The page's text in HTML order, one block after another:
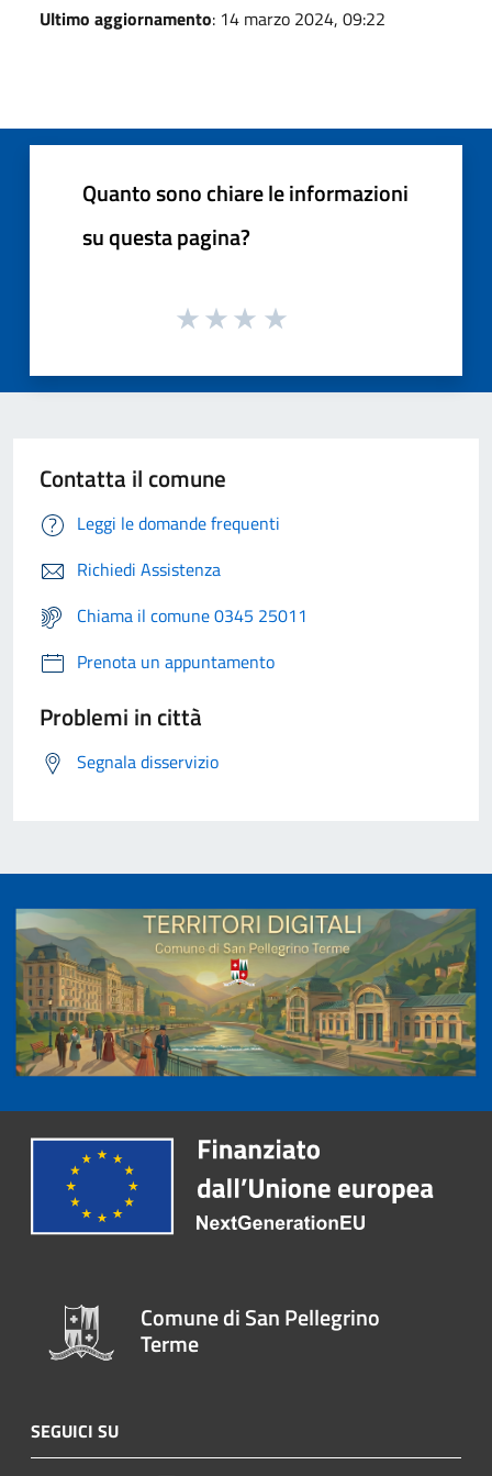
Ultimo aggiornamento: 14 marzo 2024, 09:22
Quanto sono chiare le informazioni
su questa pagina?
Contatta il comune
Leggi le domande frequenti
Richiedi Assistenza
Chiama il comune 0345 25011
Prenota un appuntamento
Problemi in città
Segnala disservizio
Comune di San Pellegrino
Terme
SEGUICI SU